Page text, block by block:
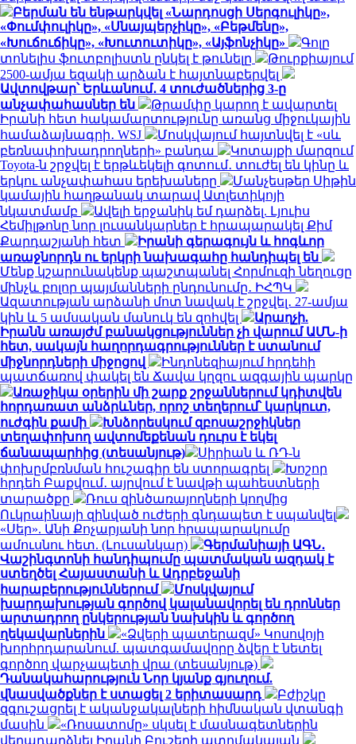
Բերման են ենթարկվել «Նարդոսցի Սերգուլիկը»,
«Փումփուլիկը», «Սնայպերչիկը», «Բեթմենը»,
«Խուճուճիկը», «Խուտուտիկը», «Այֆոնչիկը»
Գոլը
տոնելիս ֆուտբոլիստն ընկել է թունելը
Թուրքիայում
2500-ամյա եզակի արձան է հայտնաբերվել
Ավտովթար՝ Երևանում․ 4 տուժածներից 3-ը
անչափահասներ են
Թրամփը կարող է ավարտել
Իրանի հետ հակամարտությունը առանց միջուկային
համաձայնագրի․ WSJ
Մոսկվայում հայտնվել է «սև
բեռնափոխադրողների» բանդա
Կոտայքի մարզում
Toyota-ն շրջվել է երթևեկելի գոտում․ տուժել են կինը և
երկու անչափահաս երեխաները
Մանչեսթեր Սիթին
կամային հաղթանակ տարավ Ատլետիկոյի
նկատմամբ
Ավելի երջանիկ եմ դարձել. Լյուիս
Հեմիլթոնը նոր լուսանկարներ է հրապարակել Քիմ
Քարդաշյանի հետ
Իրանի գերագույն և հոգևոր
առաջնորդն ու երկրի նախագահը հանդիպել են
Մենք կշարունակենք պաշտպանել Հորմուզի նեղուցը
մինչև բոլոր պայմանների ընդունումը․ ԻՀՊԿ
Ազատության արձանի մոտ նավակ է շրջվել․ 27-ամյա
կին և 5 ամսական մանուկ են զոհվել
Արաղչի.
Իրանն առայժմ բանակցություններ չի վարում ԱՄՆ-ի
հետ, սակայն հաղորդագրություններ է ստանում
միջնորդների միջոցով
Ինդոնեզիայում հրդեհի
պատճառով փակել են Ճավա կղզու ազգային պարկը
Առաջիկա օրերին մի շարք շրջաններում կդիտվեն
հորդառատ անձրևներ, որոշ տեղերում՝ կարկուտ,
ուժգին քամի
Խնձորեսկում զբոսաշրջիկներ
տեղափոխող ավտոմեքենան դուրս է եկել
ճանապարհից (տեսանյութ)
Սիրիան և ՌԴ-ն
փոխըմբռնման հուշագիր են ստորագրել
Խոշոր
հրդեհ Բաքվում․ այրվում է նավթի պահեստների
տարածքը
Ռուս զինծառայողների կողմից
Ուկրաինայի զինված ուժերի գնդապետ է սպանվել
«Սեր». Անի Քոչարյանի նոր հրապարակումը
ամուսնու հետ. (Լուսանկար)
Գերմանիայի ԱԳՆ․
Վաշինգտոնի հանդիպումը պատմական ազդակ է
ստեղծել Հայաստանի և Ադրբեջանի
հարաբերություններում
Մոսկվայում
խարդախության գործով կալանավորել են դրոններ
արտադրող ընկերության նախկին և գործող
ղեկավարներին
«Ձվերի պատերազմ» Կոսովոյի
խորհրդարանում. պատգամավորը ձվեր է նետել
գործող վարչապետի վրա (տեսանյութ)
Դանակահարություն Նոր կյանք գյուղում.
վնասվածքներ է ստացել 2 երիտասարդ
Բժիշկը
զգուշացրել է ականջակալների հիմնական վտանգի
մասին
«Ռոսատոմը» սկսել է մասնագետներին
վերադարձնել Իրանի Բուշերի ատոմակայան